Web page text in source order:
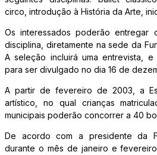
circo, introdução à História da Arte,
Os interessados poderão entregar
disciplina, diretamente na sede da
A seleção incluirá uma entrevista,
para ser divulgado no dia 16 de
A partir de fevereiro de 2003, a
artístico, no qual crianças
municipais poderão concorrer a 40
De acordo com a presidente da
durante o mês de janeiro e